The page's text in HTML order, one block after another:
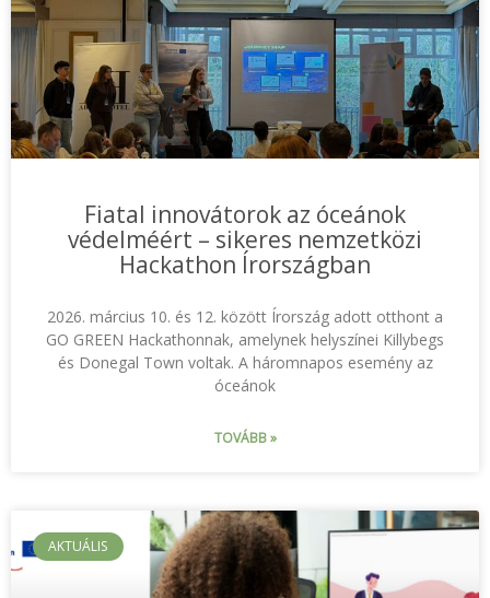
Fiatal innovátorok az óceánok
védelméért – sikeres nemzetközi
Hackathon Írországban
2026. március 10. és 12. között Írország adott otthont a
GO GREEN Hackathonnak, amelynek helyszínei Killybegs
és Donegal Town voltak. A háromnapos esemény az
óceánok
TOVÁBB »
AKTUÁLIS